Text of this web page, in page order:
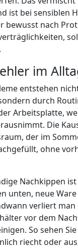
ist bei sensiblen
bewusst nach
im
entstehen
durch
Arbeitsplatte,
Die
der im
ohne
Nachkippen
unten, neue
verliert man
vor dem
So sehen
riecht oder